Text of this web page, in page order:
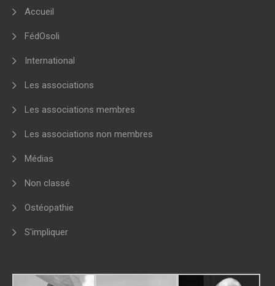
Accueil
FédOsoli
International
Les associations
Les associations membres
Les associations non membres
Médias
Non classé
Ostéopathie
S'impliquer